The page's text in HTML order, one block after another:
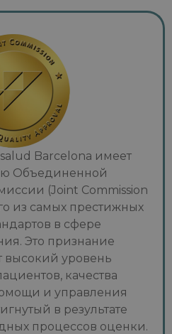
Barcelona имеет
Объединенной
(Joint Commission
из самых престижных
в сфере
Это признание
высокий уровень
качества
и управления
в результате
процессов оценки.